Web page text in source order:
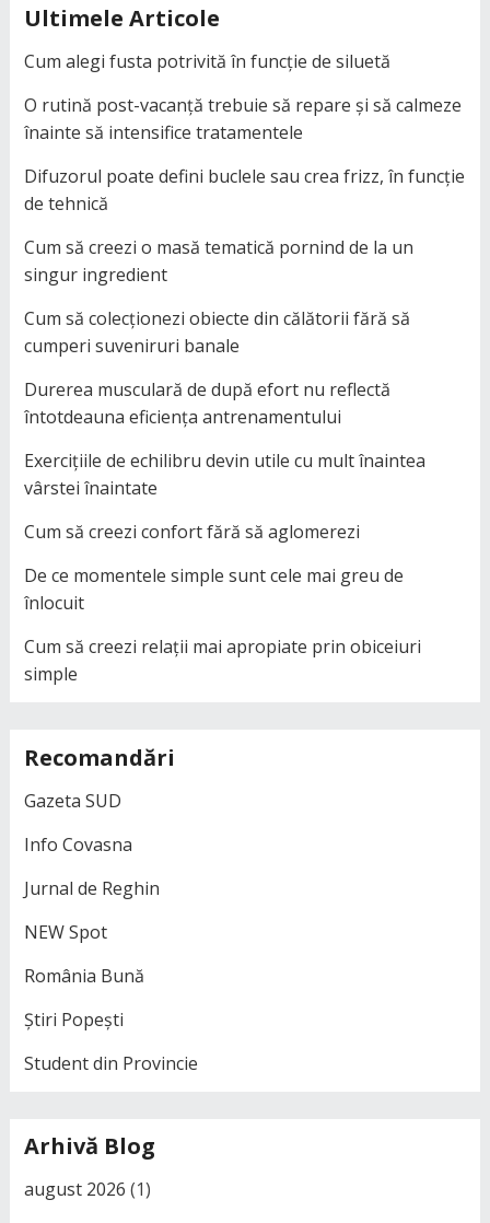
Ultimele Articole
Cum alegi fusta potrivită în funcție de siluetă
O rutină post-vacanță trebuie să repare și să calmeze
înainte să intensifice tratamentele
Difuzorul poate defini buclele sau crea frizz, în funcție
de tehnică
Cum să creezi o masă tematică pornind de la un
singur ingredient
Cum să colecționezi obiecte din călătorii fără să
cumperi suveniruri banale
Durerea musculară de după efort nu reflectă
întotdeauna eficiența antrenamentului
Exercițiile de echilibru devin utile cu mult înaintea
vârstei înaintate
Cum să creezi confort fără să aglomerezi
De ce momentele simple sunt cele mai greu de
înlocuit
Cum să creezi relații mai apropiate prin obiceiuri
simple
Recomandări
Gazeta SUD
Info Covasna
Jurnal de Reghin
NEW Spot
România Bună
Știri Popești
Student din Provincie
Arhivă Blog
august 2026 (1)